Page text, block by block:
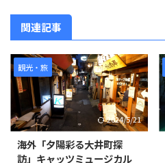
関連記事
観光・旅
2024/5/21
海外「夕陽彩る大井町探
訪」キャッツミュージカル